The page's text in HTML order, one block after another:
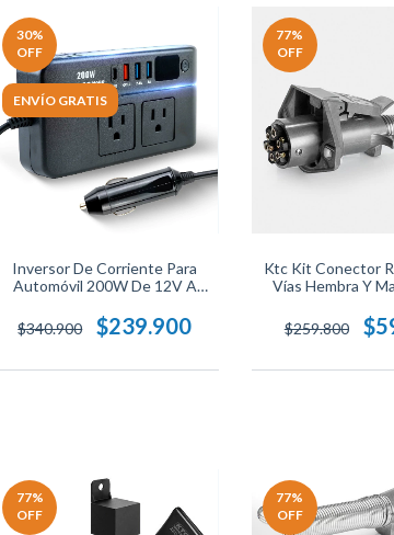
30%
OFF
ENVÍO GRATIS
Inversor De Corriente Para
Automóvil 200W De 12V A
Compacto Y Seguro Para
Cargar Dispositivos En Viaje.
$340.900 $239.900
77%
OFF
Ktc Kit Conector
Vías Hembra Y
$259.800
77%
OFF
77%
OFF